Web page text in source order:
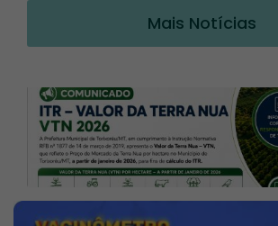
Mais Notícias